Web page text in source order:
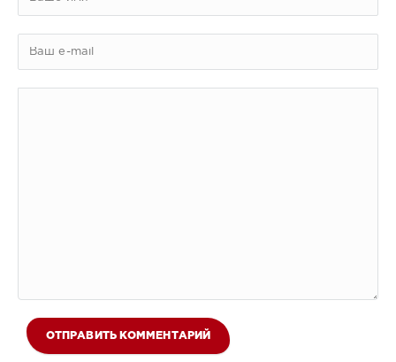
ОТПРАВИТЬ КОММЕНТАРИЙ